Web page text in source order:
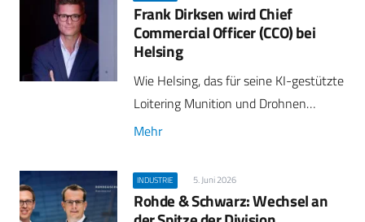
Frank Dirksen wird Chief
Commercial Officer (CCO) bei
Helsing
Wie Helsing, das für seine KI-gestützte
Loitering Munition und Drohnen…
Mehr
INDUSTRIE 5. Juni 2026
Rohde & Schwarz: Wechsel an